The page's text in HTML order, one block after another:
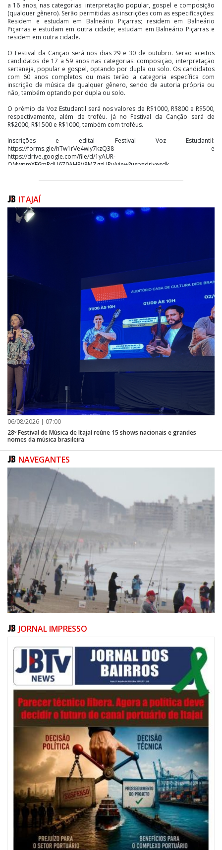
a 16 anos, nas categorias: interpretação popular, gospel e composição
(qualquer gênero). Serão permitidas as inscrições com as especificações:
Residem e estudam em Balneário Piçarras; residem em Balneário
Piçarras e estudam em outra cidade; estudam em Balneário Piçarras e
residem em outra cidade.
O Festival da Canção será nos dias 29 e 30 de outubro. Serão aceitos
candidatos de 17 a 59 anos nas categorias: composição, interpretação
sertaneja, popular e gospel, optando por dupla ou solo. Os candidatos
com 60 anos completos ou mais terão a categoria específica com
inscrição de música de qualquer gênero, sendo de autoria própria ou
não, também optando por dupla ou solo.
O prêmio da Voz Estudantil será nos valores de R$1000, R$800 e R$500,
respectivamente, além de troféu. Já no Festival da Canção será de
R$2000, R$1500 e R$1000, também com troféus.
Inscrições e edital Festival Voz Estudantil:
https://forms.gle/hTw1rVe4wiy7kzQ38 e
https://drive.google.com/file/d/1yAUR-
OMwpmXE6mRdU670AHRV8MZgzUPy/view?usp=drivesdk
Inscrições e edital Festival da Canção:
https://drive.google.com/drive/folders/
ITAJAÍ
06/08/2026 | 07:00
28º Festival de Música de Itajaí reúne 15 shows nacionais e grandes
nomes da música brasileira
NAVEGANTES
06/08/2026 | 07:00
Festival de Pesca de Praia vai celebrar o aniversário de Navegantes
ITAPEMA
JORNAL IMPRESSO